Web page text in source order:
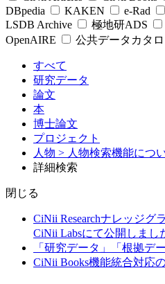
DBpedia
KAKEN e-Rad
LSDB Archive
極地研ADS
OpenAIRE
公共データカタ
すべて
研究データ
論文
本
博士論文
プロジェクト
人物 > 人物検索機能につ
詳細検索
閉じる
CiNii Researchナレッジグ
CiNii Labsにて公開しまし
「研究データ」「根拠デ
CiNii Books機能統合対応